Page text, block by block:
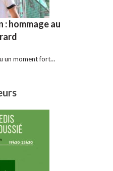
: hommage au
un moment fort…